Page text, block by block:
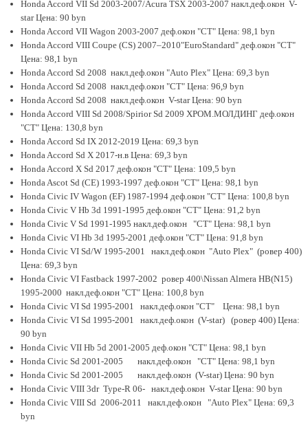
Honda Accord VII Sd 2003-2007/Acura TSX 2003-2007 накл.деф.окон V-
star Цена: 90 byn
Honda Accord VII Wagon 2003-2007 деф.окон "CT" Цена: 98,1 byn
Honda Accord VIII Coupe (CS) 2007–2010"EuroStandard" деф.окон "CT"
Цена: 98,1 byn
Honda Accord Sd 2008 накл.деф.окон "Auto Plex" Цена: 69,3 byn
Honda Accord Sd 2008 накл.деф.окон "CT" Цена: 96,9 byn
Honda Accord Sd 2008 накл.деф.окон V-star Цена: 90 byn
Honda Accord VIII Sd 2008/Spirior Sd 2009 ХРОМ.МОЛДИНГ деф.окон
"CT" Цена: 130,8 byn
Honda Accord Sd IX 2012-2019 Цена: 69,3 byn
Honda Accord Sd X 2017-н.в Цена: 69,3 byn
Honda Accord X Sd 2017 деф.окон "CT" Цена: 109,5 byn
Honda Ascot Sd (CE) 1993-1997 деф.окон "CT" Цена: 98,1 byn
Honda Civic IV Wagon (EF) 1987-1994 деф.окон "CT" Цена: 100,8 byn
Honda Civic V Hb 3d 1991-1995 деф.окон "CT" Цена: 91,2 byn
Honda Civic V Sd 1991-1995 накл.деф.окон "CT" Цена: 98,1 byn
Honda Civic VI Hb 3d 1995-2001 деф.окон "CT" Цена: 91,8 byn
Honda Civic VI Sd/W 1995-2001 накл.деф.окон "Auto Plex" (ровер 400)
Цена: 69,3 byn
Honda Civiс VI Fastback 1997-2002 ровер 400\Nissan Almera HB(N15)
1995-2000 накл.деф.окон "CT" Цена: 100,8 byn
Honda Civic VI Sd 1995-2001 накл.деф.окон "CT" Цена: 98,1 byn
Honda Civic VI Sd 1995-2001 накл.деф.окон (V-star) (ровер 400) Цена:
90 byn
Honda Civic VII Hb 5d 2001-2005 деф.окон "CT" Цена: 98,1 byn
Honda Civic Sd 2001-2005 накл.деф.окон "CT" Цена: 98,1 byn
Honda Civic Sd 2001-2005 накл.деф.окон (V-star) Цена: 90 byn
Honda Civic VIII 3dr Type-R 06- накл.деф.окон V-star Цена: 90 byn
Honda Civic VIII Sd 2006-2011 накл.деф.окон "Auto Plex" Цена: 69,3
byn